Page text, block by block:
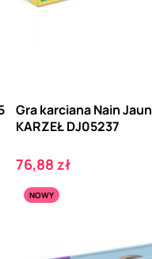
Gra karciana Nain
KARZEŁ DJ05237
Cena
76,88 zł
NOWY